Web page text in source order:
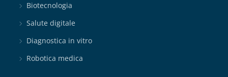
Biotecnologia
Salute digitale
Diagnostica in vitro
Robotica medica